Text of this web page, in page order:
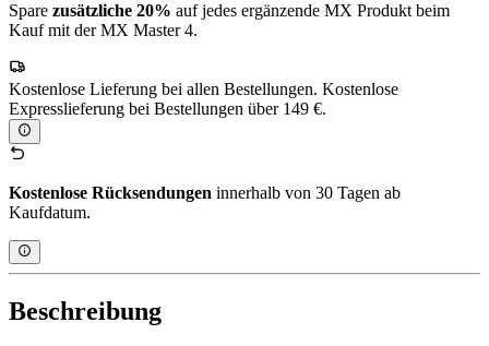
Spare zusätzliche 20% auf jedes ergänzende MX Produkt beim
Kauf mit der MX Master 4.
Kostenlose Lieferung bei allen Bestellungen. Kostenlose
Expresslieferung bei Bestellungen über 149 €.
Kostenlose Rücksendungen innerhalb von 30 Tagen ab
Kaufdatum.
Beschreibung